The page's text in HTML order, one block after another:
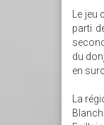
Le jeu
parti
du
en
La